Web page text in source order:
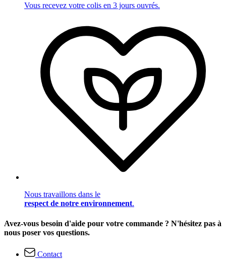
Vous recevez votre colis en 3 jours ouvrés.
Nous travaillons dans le
respect de notre environnement.
Avez-vous besoin d'aide pour votre commande ? N'hésitez pas à
nous poser vos questions.
Contact